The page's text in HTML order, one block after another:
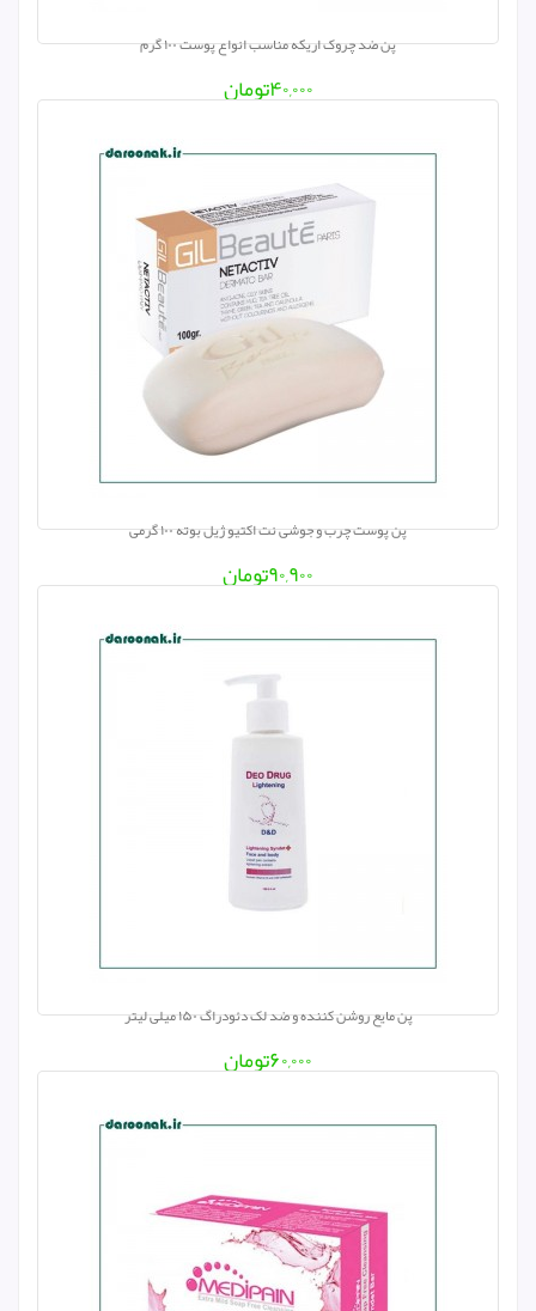
پن ضد چروک اریکه مناسب انواع پوست ۱۰۰ گرم
۴۰,۰۰۰تومان
پن پوست چرب و جوشی نت اکتیو ژیل بوته ۱۰۰ گرمی
۹۰,۹۰۰تومان
پن مایع روشن کننده و ضد لک دئودراگ ۱۵۰ میلی لیتر
۶۰,۰۰۰تومان